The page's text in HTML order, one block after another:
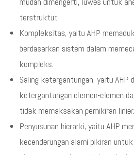
terstruktur.
Kompleksitas, yaitu AHP
berdasarkan sistem dalam
kompleks.
Saling ketergantungan, yaitu AHP
ketergantungan elemen-elemen
tidak memaksakan pemikiran linier.
Penyusunan hierarki, yaitu AHP
kecenderungan alami pikiran